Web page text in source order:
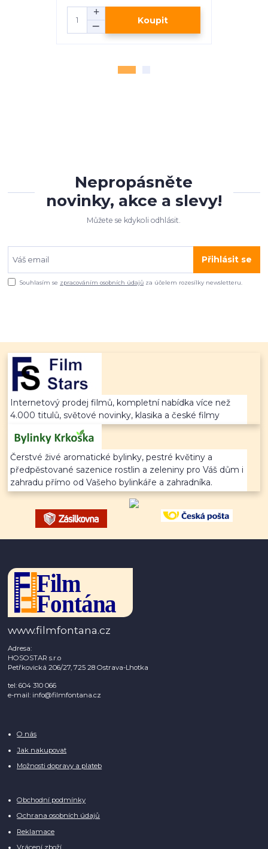
Koupit
Nepropásněte
novinky, akce a slevy!
Můžete se kdykoli odhlásit.
Přihlásit se
Souhlasím se zpracováním osobních údajů za účelem rozesílky newsletteru.
Internetový prodej filmů, kompletní nabídka více než
4.000 titulů, světové novinky, klasika a české filmy
Čerstvé živé aromatické bylinky, pestré květiny a
předpěstované sazenice rostlin a zeleniny pro Váš dům i
zahradu přímo od Vašeho bylinkáře a zahradníka.
www.filmfontana.cz
Adresa:
HOSOSTAR s.r.o
Petřkovická 206/27, 725 28 Ostrava-Lhotka
tel: 604 310 066
e-mail: info@filmfontana.cz
O nás
Jak nakupovat
Možnosti dopravy a plateb
Obchodní podmínky
Ochrana osobních údajů
Reklamace